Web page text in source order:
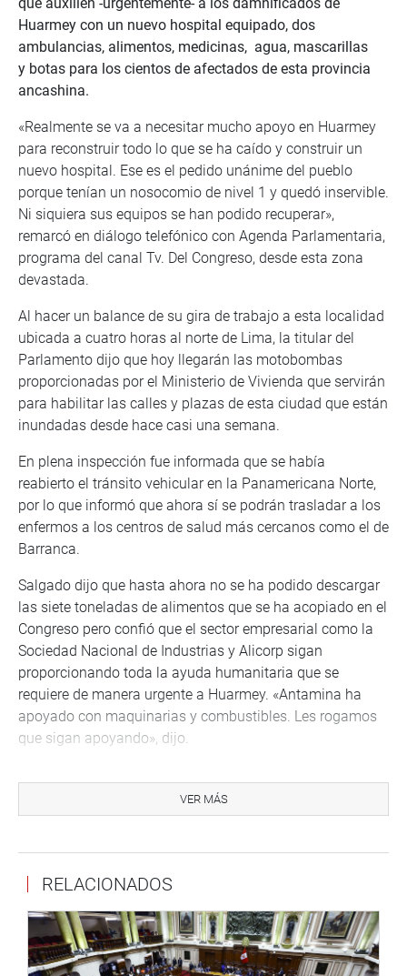
Huarmey con un nuevo hospital equipado, dos
ambulancias, alimentos, medicinas, agua, mascarillas
y botas para los cientos de afectados de esta provincia
ancashina.
«Realmente se va a necesitar mucho apoyo en Huarmey
para reconstruir todo lo que se ha caído y construir un
nuevo hospital. Ese es el pedido unánime del pueblo
porque tenían un nosocomio de nivel 1 y quedó inservible.
Ni siquiera sus equipos se han podido recuperar»,
remarcó en diálogo telefónico con Agenda Parlamentaria,
programa del canal Tv. Del Congreso, desde esta zona
devastada.
Al hacer un balance de su gira de trabajo a esta localidad
ubicada a cuatro horas al norte de Lima, la titular del
Parlamento dijo que hoy llegarán las motobombas
proporcionadas por el Ministerio de Vivienda que servirán
para habilitar las calles y plazas de esta ciudad que están
inundadas desde hace casi una semana.
En plena inspección fue informada que se había
reabierto el tránsito vehicular en la Panamericana Norte,
por lo que informó que ahora sí se podrán trasladar a los
enfermos a los centros de salud más cercanos como el de
Barranca.
Salgado dijo que hasta ahora no se ha podido descargar
las siete toneladas de alimentos que se ha acopiado en el
Congreso pero confió que el sector empresarial como la
Sociedad Nacional de Industrias y Alicorp sigan
proporcionando toda la ayuda humanitaria que se
requiere de manera urgente a Huarmey. «Antamina ha
apoyado con maquinarias y combustibles. Les rogamos
que sigan apoyando», dijo.
ayuda que se pueda dar a esta zona que está muy
colapsada será muy importante. La Policía Nacional y el
Pérez Tello, están llevando a cabo el apoyo a las zonas
Salgado visitó esta castigada localidad norteña
acompañada de los legisladores Luciana León (CPA),
VER MÁS
RELACIONADOS